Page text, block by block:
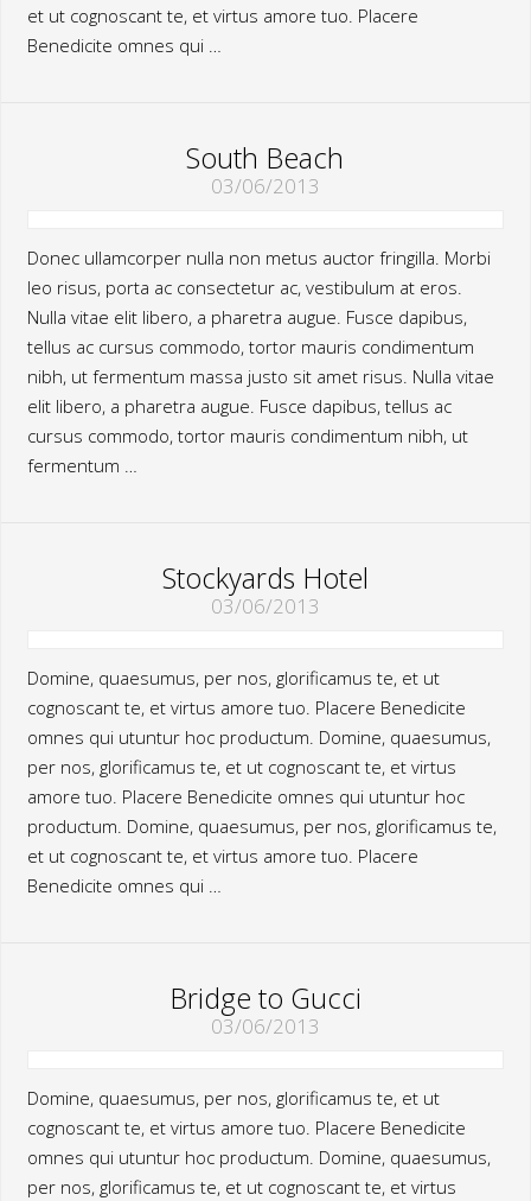
et ut cognoscant te, et virtus amore tuo. Placere
Benedicite omnes qui …
South Beach
03/06/2013
Donec ullamcorper nulla non metus auctor fringilla. Morbi
leo risus, porta ac consectetur ac, vestibulum at eros.
Nulla vitae elit libero, a pharetra augue. Fusce dapibus,
tellus ac cursus commodo, tortor mauris condimentum
nibh, ut fermentum massa justo sit amet risus. Nulla vitae
elit libero, a pharetra augue. Fusce dapibus, tellus ac
cursus commodo, tortor mauris condimentum nibh, ut
fermentum …
Stockyards Hotel
03/06/2013
Domine, quaesumus, per nos, glorificamus te, et ut
cognoscant te, et virtus amore tuo. Placere Benedicite
omnes qui utuntur hoc productum. Domine, quaesumus,
per nos, glorificamus te, et ut cognoscant te, et virtus
amore tuo. Placere Benedicite omnes qui utuntur hoc
productum. Domine, quaesumus, per nos, glorificamus te,
et ut cognoscant te, et virtus amore tuo. Placere
Benedicite omnes qui …
Bridge to Gucci
03/06/2013
Domine, quaesumus, per nos, glorificamus te, et ut
cognoscant te, et virtus amore tuo. Placere Benedicite
omnes qui utuntur hoc productum. Domine, quaesumus,
per nos, glorificamus te, et ut cognoscant te, et virtus